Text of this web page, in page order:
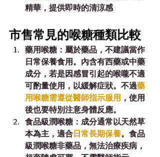
精華，提供即時的清涼感
市售常見的喉糖種類比較
藥用喉糖：屬於藥品，不建議當作
日常保養食用。內含有西藥或中藥
成分，若是因感冒引起的喉嚨不適
可酌量使用，以緩解症狀。不過藥
用喉糖需遵從醫師指示服用 ，使用
後也要特別注意身體反應。
食品級潤喉糖：成分通常以天然草
本為主，適合 日常長期保養。食品
級潤喉糖非藥品，無法治療疾病，